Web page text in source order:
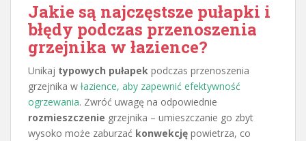
Jakie są najczęstsze pułapki i
błędy podczas przenoszenia
grzejnika w łazience?
Unikaj typowych pułapek podczas przenoszenia
grzejnika w łazience, aby zapewnić efektywność
ogrzewania. Zwróć uwagę na odpowiednie
rozmieszczenie grzejnika – umieszczanie go zbyt
wysoko może zaburzać konwekcję powietrza, co